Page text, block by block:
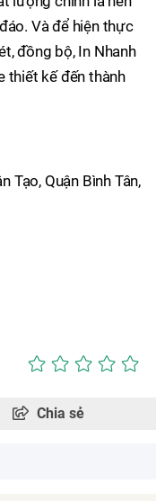
Và để hiện thực
đồng bộ, In Nhanh
thiết kế đến thành
Tạo, Quận Bình Tân,
Chia sẻ